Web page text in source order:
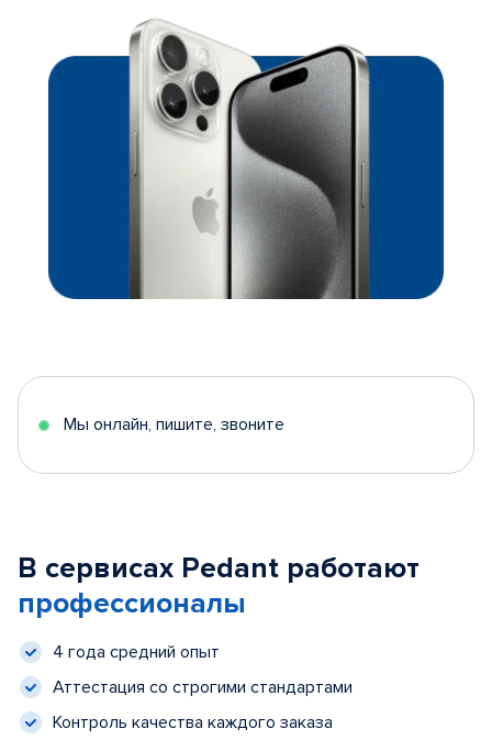
Мы онлайн, пишите, звоните
В сервисах Pedant работают
профессионалы
4 года средний опыт
Аттестация со строгими стандартами
Контроль качества каждого заказа